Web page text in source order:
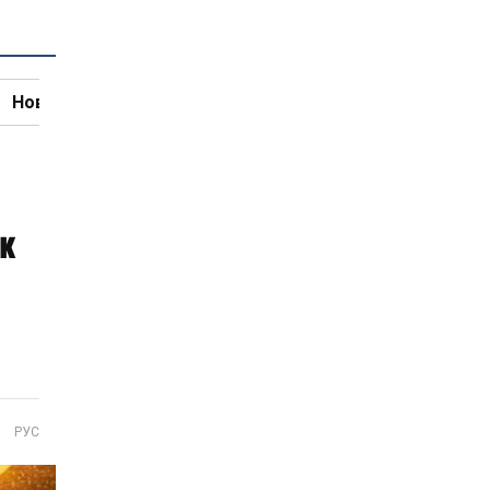
Новини кулінарії
РУС